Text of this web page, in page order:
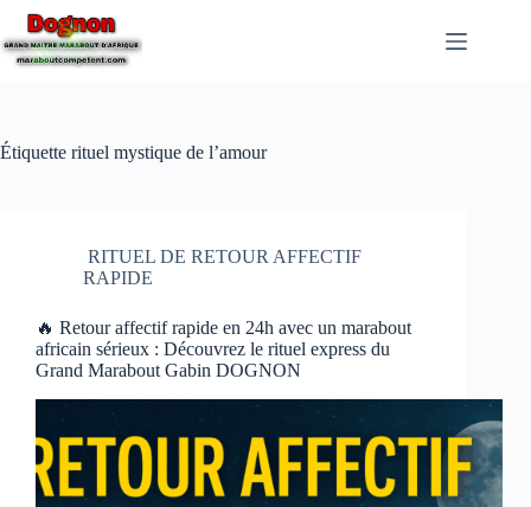
Étiquette rituel mystique de l’amour
RITUEL DE RETOUR AFFECTIF
RAPIDE
🔥 Retour affectif rapide en 24h avec un marabout
africain sérieux : Découvrez le rituel express du
Grand Marabout Gabin DOGNON